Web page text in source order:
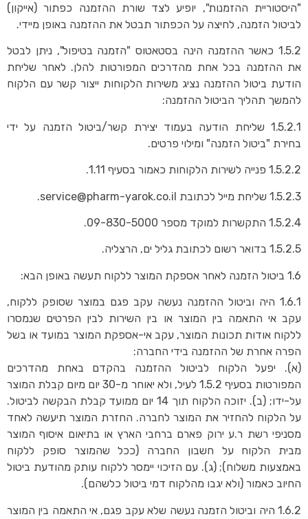
"היסטוריית ההזמנות", יופיע לצד שורת ההזמנה כפתור (אייקון)
לביטול הזמנה, לחיצה על הכפתור תבטל את ההזמנה באופן מיידי.
1.5.2 כאשר ההזמנה הינה בסטאטוס "הזמנה בטיפול", ניתן לבטל
את ההזמנה בכל אחת מהדרכים המפורטות להלן. לאחר שליחת
הודעת ביטול ההזמנה נציג משירות הלקוחות ייצור קשר עם הלקוח
להמשך תהליך הביטול ההזמנה:
1.5.2.1 שליחת הודעה בעמוד יצירת קשר/ביטול הזמנה על ידי
בחירת "ביטול הזמנה" ומילוי פרטים.
1.5.2.2 פנייה לשירות הלקוחות כאמור בסעיף 1.11.
1.5.2.3 שליחת מייל לכתובת service@pharm-yarok.co.il.
1.5.2.4 התקשרות למוקד מספר 09-830-5000.
1.5.2.5 בדואר רשום לכתובת גליל ים, הרצליה.
1.6 ביטול הזמנה לאחר אספקת המוצר ללקוח תעשה באופן הבא:
1.6.1 היה וביטול ההזמנה נעשה עקב פגם במוצר שסופק ללקוח,
עקב אי התאמה בין המוצר או בין השירות לבין הפרטים שנמסרו
ללקוח אודות תכונות המוצר, עקב אי-אספקת המוצר במועד או בשל
הפרה אחרת של ההזמנה בידי החברה:
(א). יפעל הלקוח לביטול ההזמנה בהקדם באחת מהדרכים
המפורטות בסעיף 1.5.2 לעיל, ולא יאוחר מ-30 יום מיום קבלת המוצר
על-ידו; (ב). יזוכה הלקוח תוך 14 יום ממועד קבלת הבקשה לביטול.
על הלקוח להחזיר את המוצר לחברה. החזרת המוצר תיעשה לאחד
מסניפי רשת ר.ע ירוק פארם ברחבי הארץ או בתיאום איסוף המוצר
מבית הלקוח על חשבון החברה (ככל שהמוצר סופק ללקוח
באמצעות משלוח); (ג). עם הזיכוי יימסר ללקוח עותק מהודעת ביטול
החיוב כאמור (ולא יגבו מהלקוח דמי ביטול כלשהם).
1.6.2 היה וביטול הזמנה נעשה שלא עקב פגם, אי התאמה בין המוצר